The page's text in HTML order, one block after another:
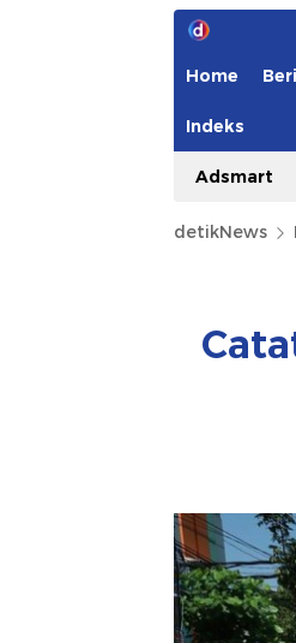
Home
Indeks
Adsmart
detikNews